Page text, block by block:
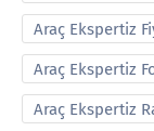
Araç Ekspertiz
Araç Ekspertiz
Araç Ekspertiz